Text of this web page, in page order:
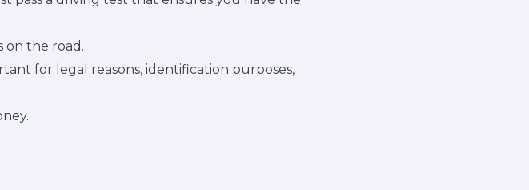
on the road.
for legal reasons, identification purposes,